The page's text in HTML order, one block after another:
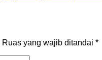
Ruas yang wajib ditandai *